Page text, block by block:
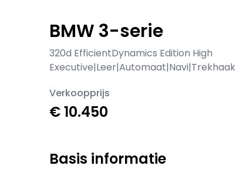
BMW 3-serie
320d EfficientDynamics Edition High
Executive|Leer|Automaat|Navi|Trekhaak
Verkoopprijs
€ 10.450
Basis informatie